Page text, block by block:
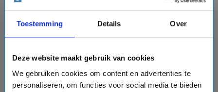
Toestemming Details Over
Deze website maakt gebruik van cookies
We gebruiken cookies om content en advertenties te
personaliseren, om functies voor social media te bieden
favorite